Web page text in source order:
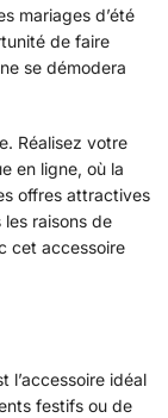
mariages d’été
de faire
se démodera
Réalisez votre
en ligne, où la
offres attractives
raisons de
cet accessoire
l’accessoire idéal
festifs ou de